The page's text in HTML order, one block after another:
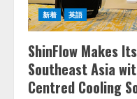
新着 英語
ShinFlow Makes
Southeast Asia
Centred Cooling